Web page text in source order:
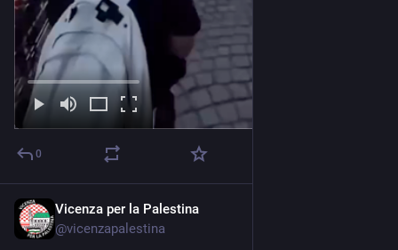
0
Vicenza per la Palestina
@vicenzapalestina